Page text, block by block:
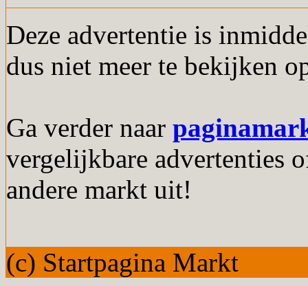
Deze advertentie is
dus niet meer te bekijken
Ga verder naar
vergelijkbare advertenties
andere markt uit!
(c) Startpagina Markt